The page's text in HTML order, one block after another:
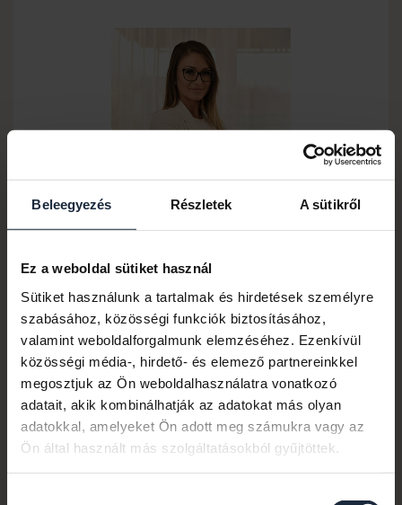
Beleegyezés Részletek A sütikről
Ez a weboldal sütiket használ
Sütiket használunk a tartalmak és hirdetések személyre
szabásához, közösségi funkciók biztosításához,
valamint weboldalforgalmunk elemzéséhez. Ezenkívül
közösségi média-, hirdető- és elemező partnereinkkel
megosztjuk az Ön weboldalhasználatra vonatkozó
adatait, akik kombinálhatják az adatokat más olyan
adatokkal, amelyeket Ön adott meg számukra vagy az
Ön által használt más szolgáltatásokból gyűjtöttek.
Böszörményi Johanna
+36 70 459 3242
boszormenyi.johanna@dh.hu